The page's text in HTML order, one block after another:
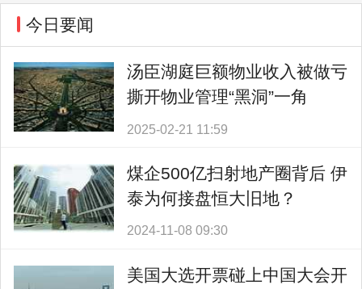
今日要闻
汤臣湖庭巨额物业收入被做亏
撕开物业管理“黑洞”一角
2025-02-21 11:59
煤企500亿扫射地产圈背后 伊
泰为何接盘恒大旧地？
2024-11-08 09:30
美国大选开票碰上中国大会开